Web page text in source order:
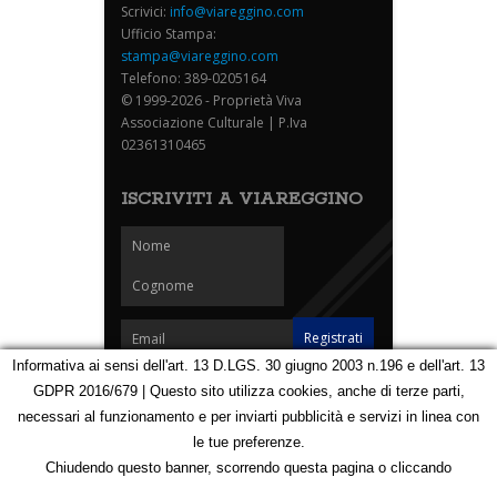
Scrivici: info@viareggino.com
Ufficio Stampa:
stampa@viareggino.com
Telefono: 389-0205164
© 1999-2026 - Proprietà Viva
Associazione Culturale | P.Iva
02361310465
ISCRIVITI A VIAREGGINO
Homepage Notizie Speciali Eventi Foto Carnevale
Partners
Contatti
Mappa
Informativa ai sensi dell'art. 13 D.LGS. 30 giugno 2003 n.196 e dell'art. 13
GDPR 2016/679 | Questo sito utilizza cookies, anche di terze parti,
necessari al funzionamento e per inviarti pubblicità e servizi in linea con
le tue preferenze.
Chiudendo questo banner, scorrendo questa pagina o cliccando